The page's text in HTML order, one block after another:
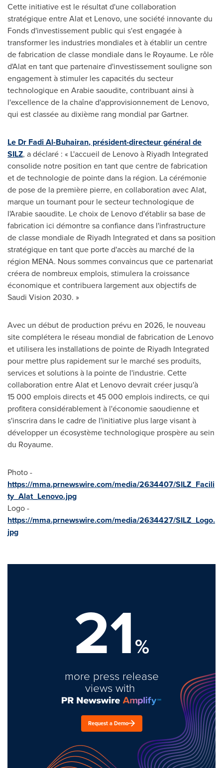
Cette initiative est le résultat d'une collaboration
stratégique entre Alat et Lenovo, une société innovante du
Fonds d'investissement public qui s'est engagée à
transformer les industries mondiales et à établir un centre
de fabrication de classe mondiale dans le Royaume. Le rôle
d'Alat en tant que partenaire d'investissement souligne son
engagement à stimuler les capacités du secteur
technologique en Arabie saoudite, contribuant ainsi à
l'excellence de la chaîne d'approvisionnement de Lenovo,
qui est classée au dixième rang mondial par Gartner.
Le Dr Fadi Al-Buhairan, président-directeur général de
SILZ, a déclaré : « L'accueil de Lenovo à Riyadh Integrated
consolide notre position en tant que centre de fabrication
et de technologie de pointe dans la région. La cérémonie
de pose de la première pierre, en collaboration avec Alat,
marque un tournant pour le secteur technologique de
l'Arabie saoudite. Le choix de Lenovo d'établir sa base de
fabrication ici démontre sa confiance dans l'infrastructure
de classe mondiale de Riyadh Integrated et dans sa position
stratégique en tant que porte d'accès au marché de la
région MENA. Nous sommes convaincus que ce partenariat
créera de nombreux emplois, stimulera la croissance
économique et contribuera largement aux objectifs de
Saudi Vision 2030. »
Avec un début de production prévu en 2026, le nouveau
site complétera le réseau mondial de fabrication de Lenovo
et utilisera les installations de pointe de Riyadh Integrated
pour mettre plus rapidement sur le marché ses produits,
services et solutions à la pointe de l'industrie. Cette
collaboration entre Alat et Lenovo devrait créer jusqu'à
15 000 emplois directs et 45 000 emplois indirects, ce qui
profitera considérablement à l'économie saoudienne et
s'inscrira dans le cadre de l'initiative plus large visant à
développer un écosystème technologique prospère au sein
du Royaume.
Photo -
https://mma.prnewswire.com/media/2634407/SILZ_Facili
ty_Alat_Lenovo.jpg
Logo -
https://mma.prnewswire.com/media/2634427/SILZ_Logo.
jpg
21%
more press release
views with
Request a Demo